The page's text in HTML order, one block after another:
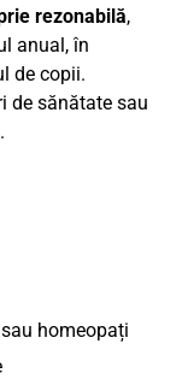
rezonabilă,
anual, în
de copii.
de sănătate sau
homeopați